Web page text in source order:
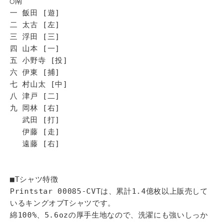
一 飯田 [遊]
二 太古 [左]
三 浮田 [三]
四 山本 [一]
五 小野寺 [投]
六 伊東 [捕]
七 村山太 [中]
八 津戸 [二]
九 岡林 [右]
武田 [打]
伊藤 [走]
遠藤 [右]
■Tシャツ特徴
Printstar 00085-CVTは、累計1.4億枚以上販売して
いるキングオブTシャツです。
綿100%、5.6ozの厚手生地なので、洗濯にも強いしっか